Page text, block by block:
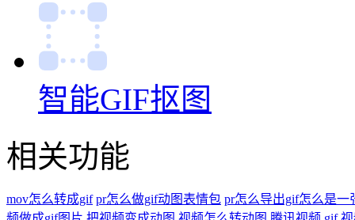
智能GIF抠图
相关功能
mov怎么转成gif pr怎么做gif动图表情包 pr怎么导出gif怎么是一